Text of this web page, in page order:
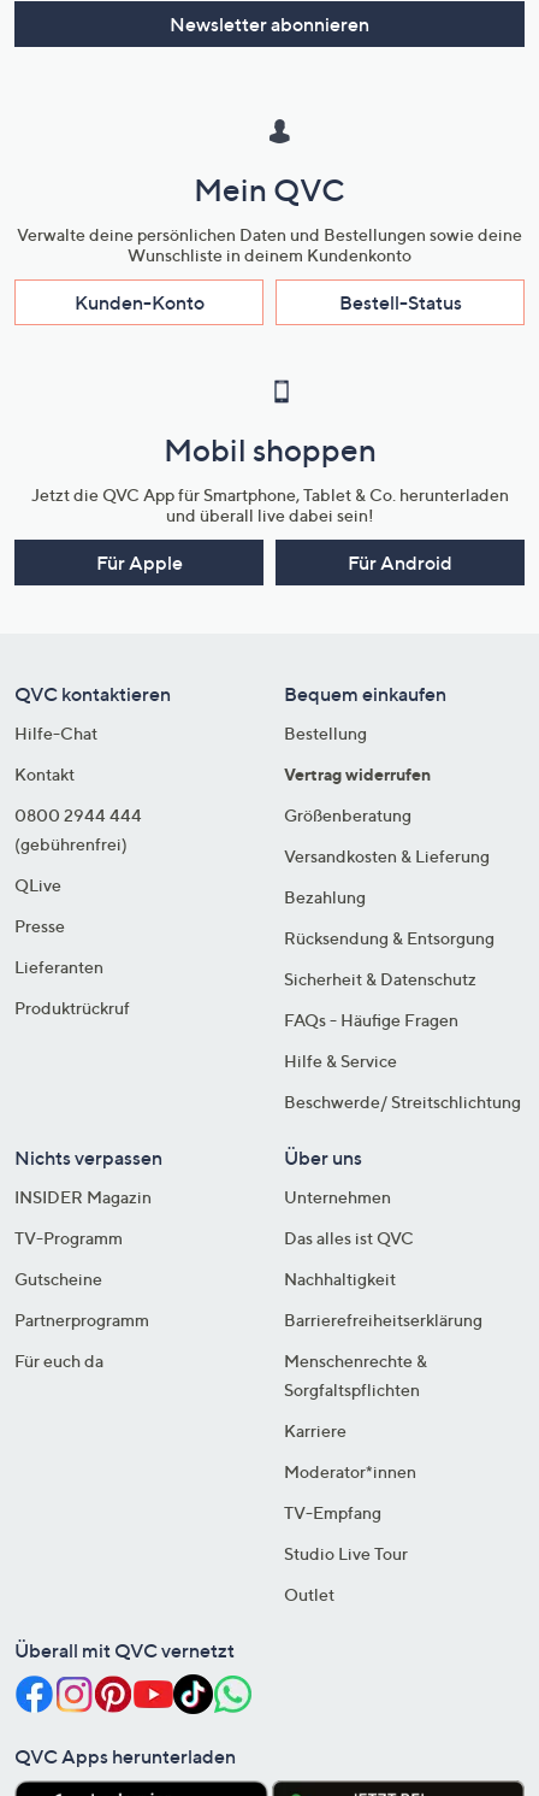
Newsletter abonnieren
Mein QVC
Verwalte deine persönlichen Daten und Bestellungen sowie deine
Wunschliste in deinem Kundenkonto
Kunden-Konto Bestell-Status
Mobil shoppen
Jetzt die QVC App für Smartphone, Tablet & Co. herunterladen
und überall live dabei sein!
Für Apple Für Android
QVC kontaktieren
Hilfe-Chat
Kontakt
0800 2944 444
(gebührenfrei)
QLive
Presse
Lieferanten
Produktrückruf
Bequem einkaufen
Bestellung
Vertrag widerrufen
Größenberatung
Versandkosten & Lieferung
Bezahlung
Rücksendung & Entsorgung
Sicherheit & Datenschutz
FAQs - Häufige Fragen
Hilfe & Service
Beschwerde/ Streitschlichtung
Nichts verpassen
INSIDER Magazin
TV-Programm
Gutscheine
Partnerprogramm
Für euch da
Über uns
Unternehmen
Das alles ist QVC
Nachhaltigkeit
Barrierefreiheitserklärung
Menschenrechte &
Sorgfaltspflichten
Karriere
Moderator*innen
TV-Empfang
Studio Live Tour
Outlet
Überall mit QVC vernetzt
QVC Apps herunterladen